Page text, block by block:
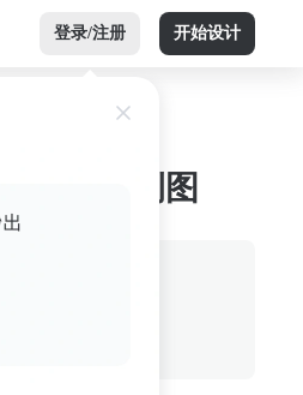
登录/注册 开始设计
版jpg 案例图
设计联盟